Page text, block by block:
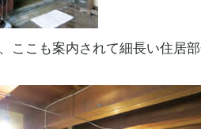
ここも案内されて細長い住居